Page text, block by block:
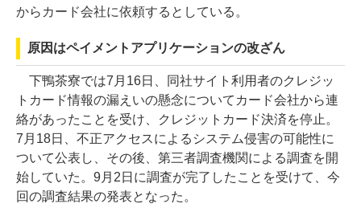
からカード会社に依頼するとしている。
原因はペイメントアプリケーションの改ざん
下鴨茶寮では7月16日、同社サイト利用者のクレジッ
トカード情報の漏えいの懸念についてカード会社から連
絡があったことを受け、クレジットカード決済を停止。
7月18日、不正アクセスによるシステム侵害の可能性に
ついて公表し、その後、第三者調査機関による調査を開
始していた。9月2日に調査が完了したことを受けて、今
回の調査結果の発表となった。